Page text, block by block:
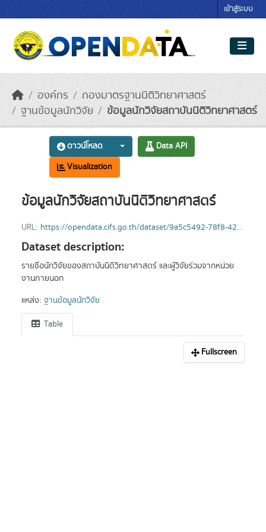
เข้าสู่ระบบ
องค์กร
กองมาตรฐานนิติวิทยาศาสตร์
ฐานข้อมูลนักวิจัย
ข้อมูลนักวิจัยสถาบันนิติวิทยาศาสตร์
ดาวน์โหลด
Data API
Visualization
ข้อมูลนักวิจัยสถาบันนิติวิทยาศาสตร์
URL: https://opendata.cifs.go.th/dataset/9a5c5492-78f8-4211-a54e-9600213065b6/resource/04df94c3-746c-44c2-b1e1-982a92e96188/download/-3.csv
Dataset description:
รายชื่อนักวิจัยของสถาบันนิติวิทยาศาสตร์ และผู้วิจัยร่วมจากหน่วย
งานภายนอก
แหล่ง: ฐานข้อมูลนักวิจัย
Table
Fullscreen